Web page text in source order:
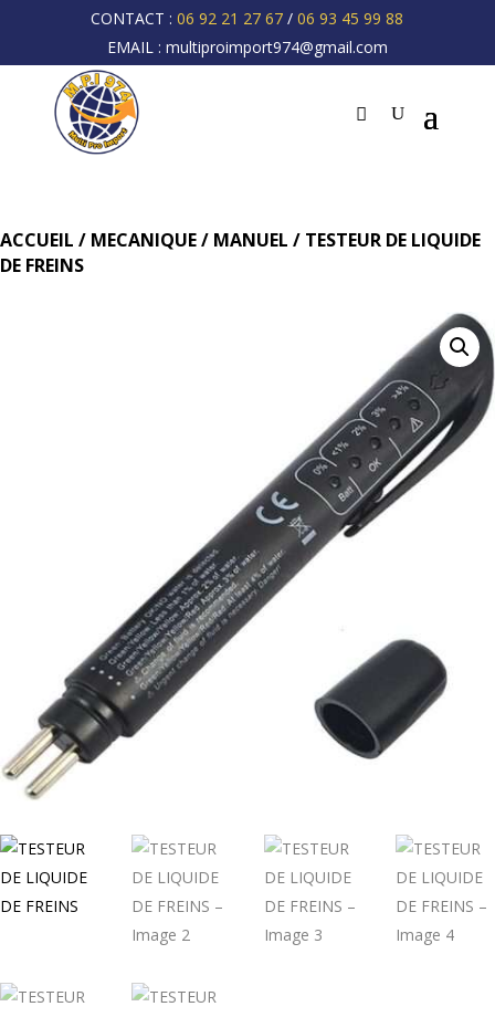
CONTACT :06 92 21 27 67 /06 93 45 99 88
EMAIL : multiproimport974@gmail.com
ACCUEIL / MECANIQUE/ MANUEL / TESTEUR DE LIQUIDE
DE FREINS